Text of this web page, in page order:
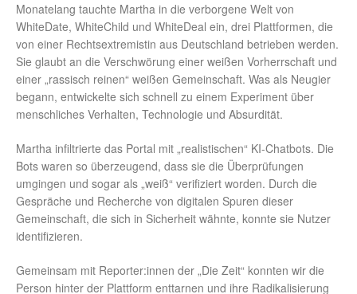
Monatelang tauchte Martha in die verborgene Welt von
WhiteDate, WhiteChild und WhiteDeal ein, drei Plattformen, die
von einer Rechtsextremistin aus Deutschland betrieben werden.
Sie glaubt an die Verschwörung einer weißen Vorherrschaft und
einer „rassisch reinen“ weißen Gemeinschaft. Was als Neugier
begann, entwickelte sich schnell zu einem Experiment über
menschliches Verhalten, Technologie und Absurdität.
Martha infiltrierte das Portal mit „realistischen“ KI-Chatbots. Die
Bots waren so überzeugend, dass sie die Überprüfungen
umgingen und sogar als „weiß“ verifiziert worden. Durch die
Gespräche und Recherche von digitalen Spuren dieser
Gemeinschaft, die sich in Sicherheit wähnte, konnte sie Nutzer
identifizieren.
Gemeinsam mit Reporter:innen der „Die Zeit“ konnten wir die
Person hinter der Plattform enttarnen und ihre Radikalisierung